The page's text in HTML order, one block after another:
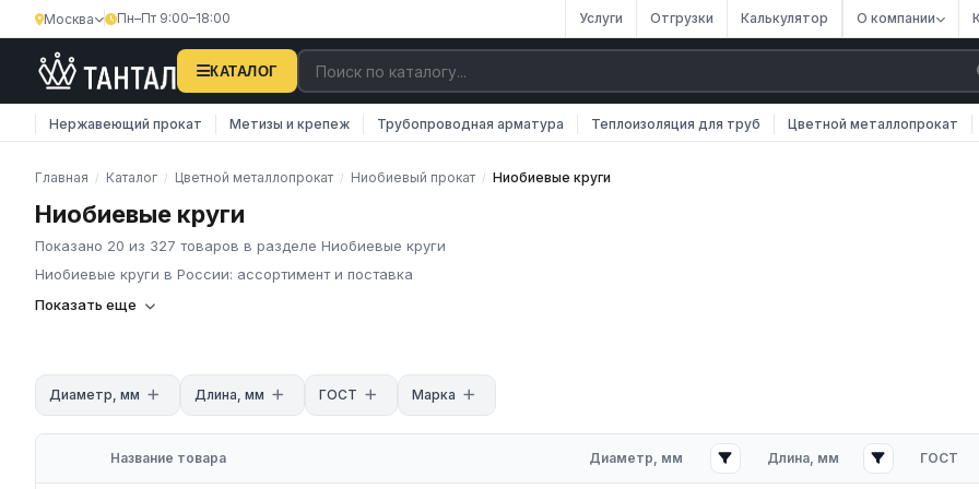
Москва Пн–Пт 9:00–18:00 Услуги Отгрузки Калькулятор О компании
КАТАЛОГ
Нержавеющий прокат Метизы и крепеж Трубопроводная арматура Теплоизоляция для труб Цветной металлопрокат
Главная / Каталог / Цветной металлопрокат / Ниобиевый прокат / Ниобиевые круги
Ниобиевые круги
Показано 20 из 327 товаров в разделе Ниобиевые круги
Ниобиевые круги в России: ассортимент и поставка
Ниобиевые круги: ассортимент и поставка
ГК «Тантал» поставляет ниобиевые круги со склада. Марки **НБ00, НБ-1, НБ-2**. Резка и токарная обработка по запросу.
Технические характеристики
- Марки: НБ00, НБ-1, НБ-2
- Стандарт: ГОСТ 18904-73
- Коррозионная стойкость: устойчив к HCl, H₂SO₄, HNO₃, NaOH; нестоек к HF
Показать еще
Диаметр, мм Длина, мм ГОСТ Марка
Название товара Диаметр, мм Длина, мм ГОСТ